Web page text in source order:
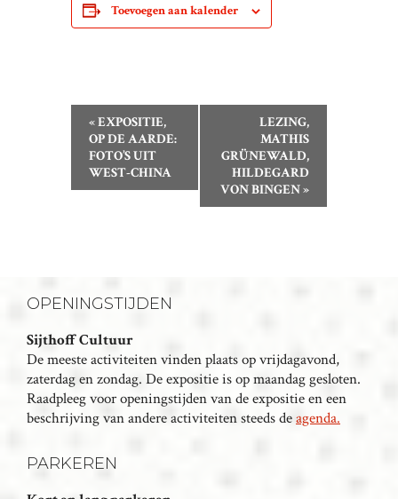
Toevoegen aan kalender
N
T
A
V
I
G
T
«EXPOSITIE,
OP DE AARDE:
FOTO’S UIT
WEST-CHINA
LEZING,
MATHIS
GRÜNEWALD,
HILDEGARD
VON BINGEN»
OPENINGSTIJDEN
Sijthoff Cultuur
De meeste activiteiten vinden plaats op vrijdagavond,
zaterdag en zondag. De expositie is op maandag gesloten.
Raadpleeg voor openingstijden van de expositie en een
beschrijving van andere activiteiten steeds deagenda.
PARKEREN